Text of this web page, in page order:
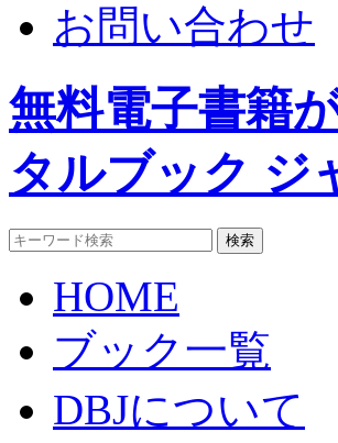
お問い合わせ
無料電子書籍
タルブック ジ
HOME
ブック一覧
DBJについて